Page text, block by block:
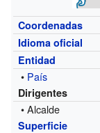
Coordenadas
Idioma oficial
Entidad
• País
Dirigentes
• Alcalde
Superficie